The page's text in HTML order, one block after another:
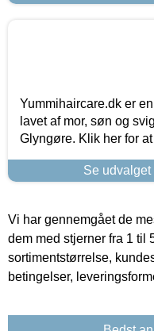
Yummihaircare.dk er
lavet af mor, søn og
Glyngøre. Klik her for
Se
Vi har gennemgået de
dem med stjerner fra 1 til
sortimentstørrelse,
betingelser,